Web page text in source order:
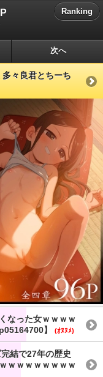
Ranking
次へ
多々良君とちーち
なった女ｗｗｗｗ
】
(ｵﾇﾇﾒ)
結で27年の歴史
ｗｗｗｗｗｗｗｗ